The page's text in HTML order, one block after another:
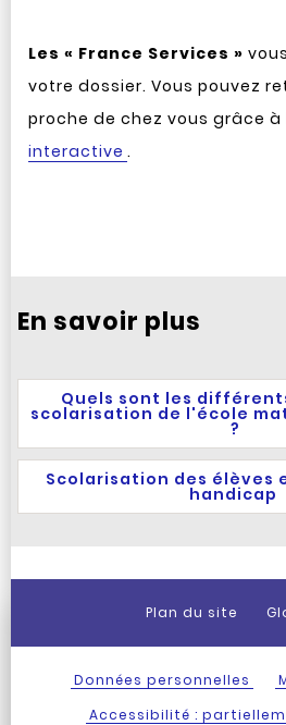
Les « France Services »
votre dossier. Vous pouvez
proche de chez vous grâce à
interactive .
En savoir plus
Quels sont les
scolarisation de l'école
?
Scolarisation des élèves
handicap
Plan du site
Données personnelles
Accessibilité :